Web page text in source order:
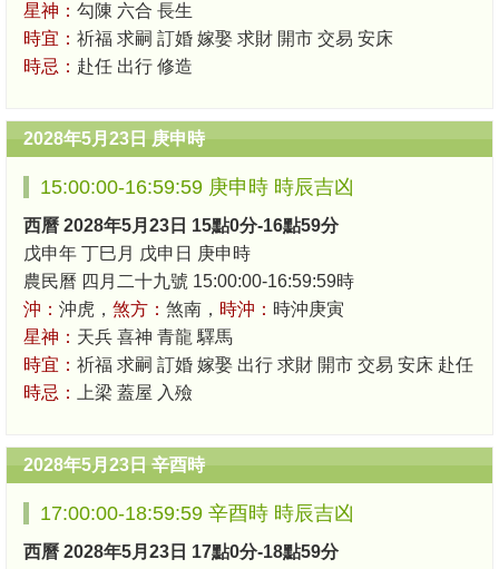
星神： 勾陳 六合 長生
時宜： 祈福 求嗣 訂婚 嫁娶 求財 開市 交易 安床
時忌： 赴任 出行 修造
2028年5月23日 庚申時
15:00:00-16:59:59 庚申時 時辰吉凶
西曆 2028年5月23日 15點0分-16點59分
戊申年 丁巳月 戊申日 庚申時
農民曆 四月二十九號 15:00:00-16:59:59時
沖： 沖虎， 煞方： 煞南， 時沖： 時沖庚寅
星神： 天兵 喜神 青龍 驛馬
時宜： 祈福 求嗣 訂婚 嫁娶 出行 求財 開市 交易 安床 赴任
時忌：
上梁 蓋屋 入殮
2028年5月23日 辛酉時
17:00:00-18:59:59 辛酉時 時辰吉凶
西曆 2028年5月23日 17點0分-18點59分